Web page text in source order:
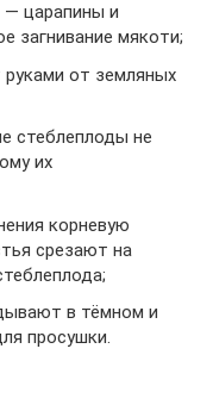
— царапины и
загнивание мякоти;
от земляных
стеблеплоды не
их
корневую
срезают на
в тёмном и
просушки.